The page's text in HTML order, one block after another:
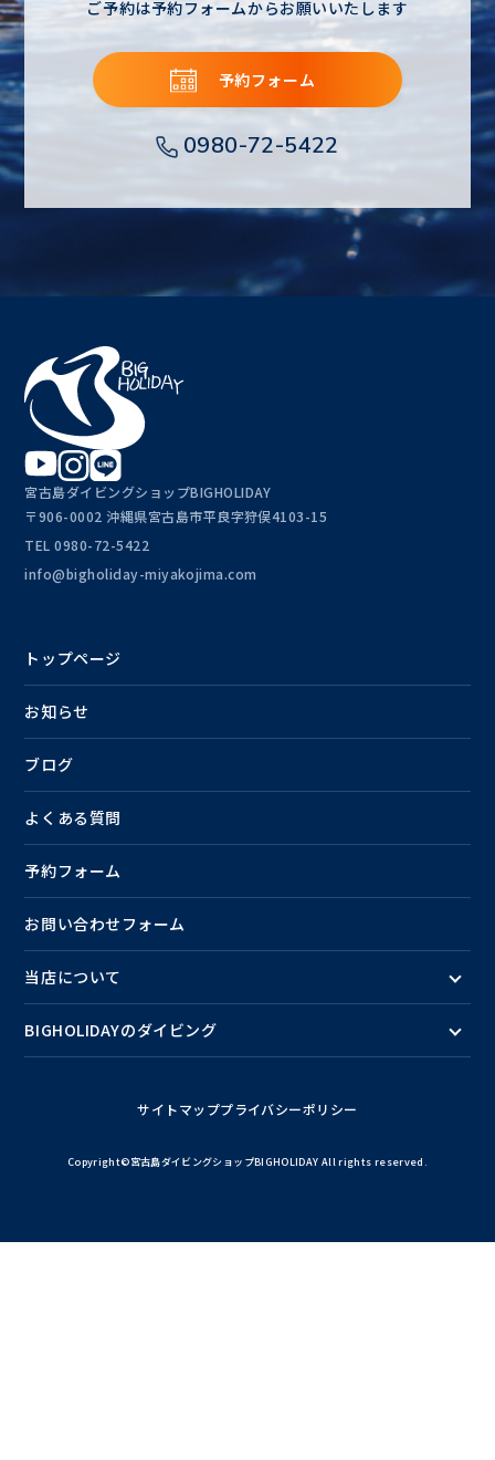
ご予約は予約フォームからお願いいたします
予約フォーム
0980-72-5422
宮古島ダイビングショップBIGHOLIDAY
〒906-0002 沖縄県宮古島市平良字狩俣4103-15
TEL0980-72-5422
info@bigholiday-miyakojima.com
トップページ
お知らせ
ブログ
よくある質問
予約フォーム
お問い合わせフォーム
当店について
BIGHOLIDAYのダイビング
サイトマッププライバシーポリシー
Copyright©宮古島ダイビングショップBIGHOLIDAY All rights reserved.